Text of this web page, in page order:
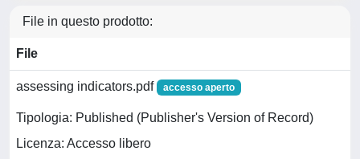
File in questo prodotto:
File
assessing indicators.pdf accesso aperto
Tipologia: Published (Publisher's Version of Record)
Licenza: Accesso libero